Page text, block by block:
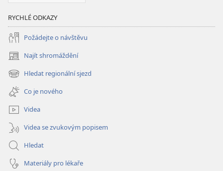
RYCHLÉ ODKAZY
Požádejte o návštěvu
Najít shromáždění
(otevřeno
nové
okno)
Hledat regionální sjezd
(otevřeno
nové
okno)
Co je nového
Videa
Videa se zvukovým popisem
Hledat
Materiály pro lékaře